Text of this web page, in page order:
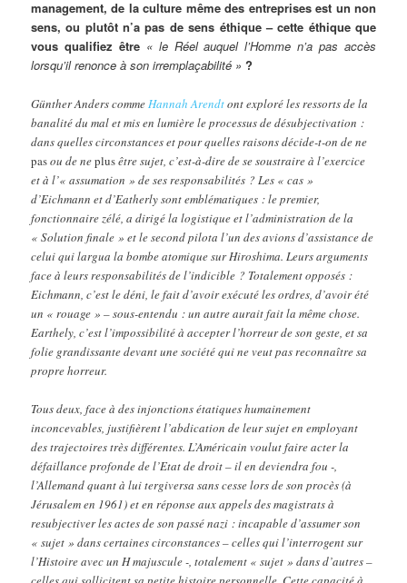
management, de la culture même des entreprises est un non
sens, ou plutôt n’a pas de sens éthique – cette éthique que
vous qualifiez être « le Réel auquel l’Homme n’a pas accès
lorsqu’il renonce à son irremplaçabilité » ?
Günther Anders comme Hannah Arendtont exploré les ressorts de la
banalité du mal et mis en lumière le processus de désubjectivation :
dans quelles circonstances et pour quelles raisons décide-t-on de ne
pasou de neplusêtre sujet, c’est-à-dire de se soustraire à l’exercice
et à l’« assumation » de ses responsabilités ? Les « cas »
d’Eichmann et d’Eatherly sont emblématiques : le premier,
fonctionnaire zélé, a dirigé la logistique et l’administration de la
« Solution finale » et le second pilota l’un des avions d’assistance de
celui qui largua la bombe atomique sur Hiroshima. Leurs arguments
face à leurs responsabilités de l’indicible ? Totalement opposés :
Eichmann, c’est le déni, le fait d’avoir exécuté les ordres, d’avoir été
un « rouage » – sous-entendu : un autre aurait fait la même chose.
Earthely, c’est l’impossibilité à accepter l’horreur de son geste, et sa
folie grandissante devant une société qui ne veut pas reconnaître sa
propre horreur.
Tous deux, face à des injonctions étatiques humainement
inconcevables, justifièrent l’abdication de leur sujet en employant
des trajectoires très différentes. L’Américain voulut faire acter la
défaillance profonde de l’Etat de droit – il en deviendra fou -,
l’Allemand quant à lui tergiversa sans cesse lors de son procès (à
Jérusalem en 1961) et en réponse aux appels des magistrats à
resubjectiver les actes de son passé nazi : incapable d’assumer son
« sujet » dans certaines circonstances – celles qui l’interrogent sur
l’Histoire avec un H majuscule -, totalement « sujet » dans d’autres –